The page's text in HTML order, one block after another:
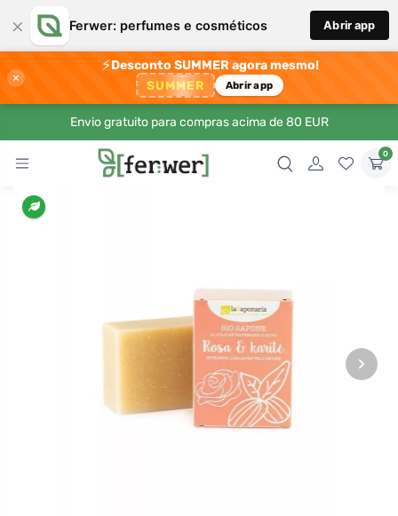
× Ferwer: perfumes e cosméticos Abrir app
×
⚡Desconto SUMMER agora mesmo!
SUMMER Abrir app
Envio gratuito para compras acima de 80 EUR
0
›